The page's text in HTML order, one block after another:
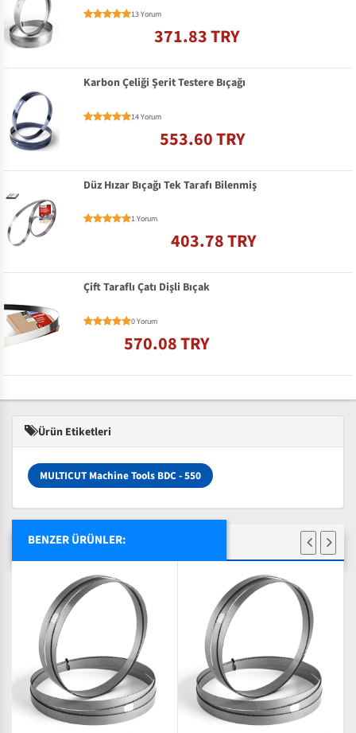
13 Yorum
371.83 TRY
Karbon Çeliği Şerit Testere Bıçağı
14 Yorum
553.60 TRY
Düz Hızar Bıçağı Tek Tarafı Bilenmiş
1 Yorum
403.78 TRY
Çift Taraflı Çatı Dişli Bıçak
0 Yorum
570.08 TRY
Ürün Etiketleri
MULTICUT Machine Tools BDC - 550
BENZER ÜRÜNLER: